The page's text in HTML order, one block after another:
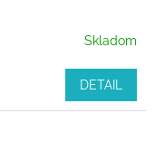
Skladom
DETAIL